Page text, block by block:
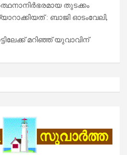
തുടക്കം
: ബാജി ഓടംവേലി,
മറിഞ്ഞ് യുവാവിന്